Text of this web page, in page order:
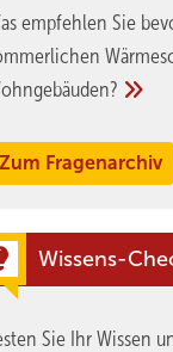
empfehlen Sie
Zum Fragenarchiv
Wissens-
Sie Ihr Wissen